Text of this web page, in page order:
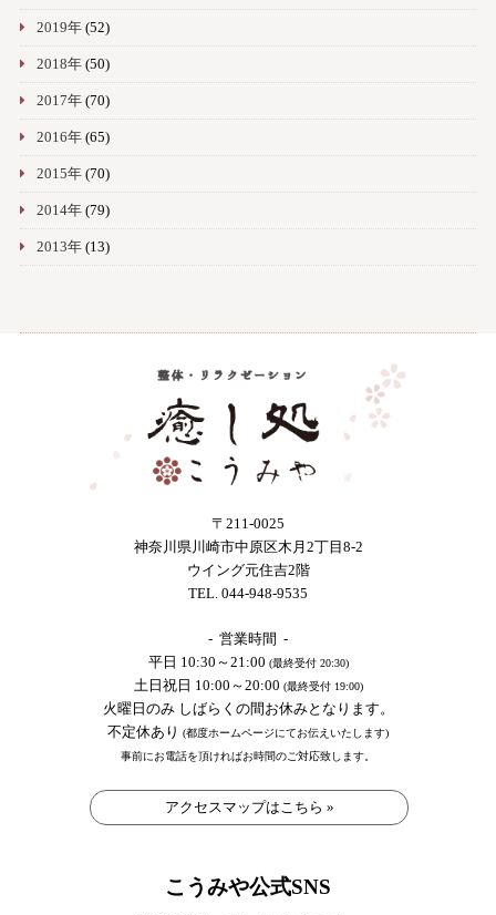
2019年(52)
2018年(50)
2017年(70)
2016年(65)
2015年(70)
2014年(79)
2013年(13)
〒211-0025
神奈川県川崎市中原区木月2丁目8-2
ウイング元住吉2階
TEL. 044-948-9535
- 営業時間 -
平日 10:30～21:00 (最終受付 20:30)
土日祝日 10:00～20:00 (最終受付 19:00)
火曜日のみ しばらくの間お休みとなります。
不定休あり (都度ホームページにてお伝えいたします)
事前にお電話を頂ければお時間のご対応致します。
アクセスマップはこちら »
こうみや公式SNS